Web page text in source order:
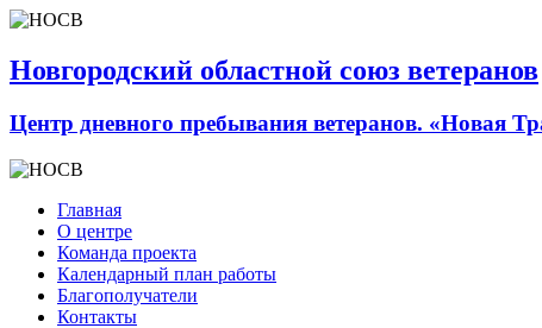
Новгородский областной союз ветеранов
Центр дневного пребывания ветеранов. «Новая
Главная
О центре
Команда проекта
Календарный план работы
Благополучатели
Контакты